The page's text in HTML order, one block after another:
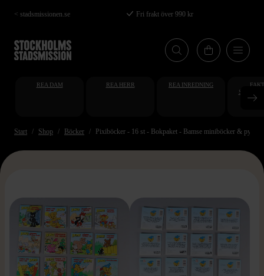
Hoppa
till
huvudinnehåll
< stadsmissionen.se Fri frakt över 990 kr
REA DAM REA HERR REA INREDNING
Start Shop Böcker Pixiböcker - 16 st - Bokpaket - Bamse miniböcker &
>